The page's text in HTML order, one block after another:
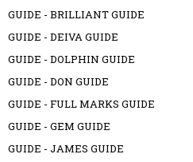
GUIDE - BRILLIANT GUIDE
GUIDE - DEIVA GUIDE
GUIDE - DOLPHIN GUIDE
GUIDE - DON GUIDE
GUIDE - FULL MARKS GUIDE
GUIDE - GEM GUIDE
GUIDE - JAMES GUIDE